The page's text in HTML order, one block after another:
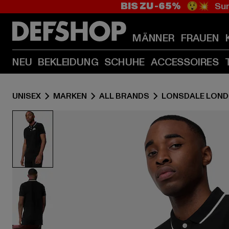
BIS ZU -65% 😲💥
MÄNNER FRAUEN
NEU BEKLEIDUNG SCHUHE ACCESSOIRES
UNISEX MARKEN ALL BRANDS LONSDALE